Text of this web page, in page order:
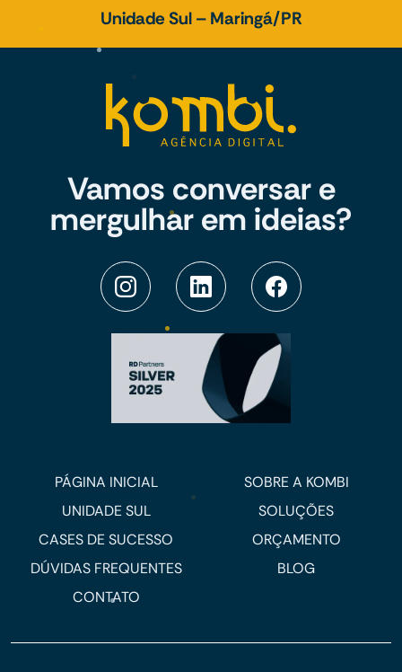
Unidade Sul – Maringá/PR
Vamos conversar e
mergulhar em ideias?
PÁGINA INICIAL
SOBRE A KOMBI
UNIDADE SUL
SOLUÇÕES
CASES DE SUCESSO
ORÇAMENTO
DÚVIDAS FREQUENTES
BLOG
CONTATO